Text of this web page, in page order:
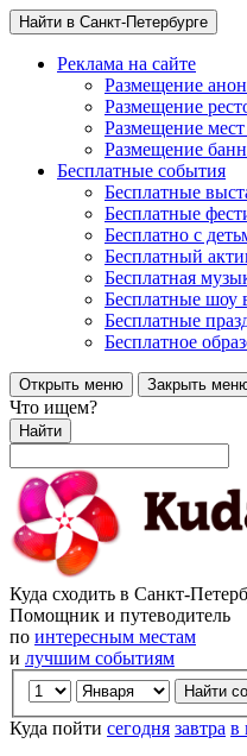
Найти в Санкт-Петербурге
Реклама на сайте
Размещение
Размещение
Размещение
Размещение
Бесплатные события
Бесплатные
Бесплатные
Бесплатно с
Бесплатный
Бесплатная
Бесплатные шоу
Бесплатные
Бесплатное
Открыть меню Закрыть
Что ищем?
Найти
Куда сходить в Санкт-
Помощник и путеводитель
по интересным местам
и лучшим событиям
Куда пойти сегодня завтра в